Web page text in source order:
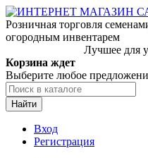
Розничная торговля
огородным инвентарем
Лучшее для
Корзина ждет
Выберите любое
Найти
Вход
Регистрация